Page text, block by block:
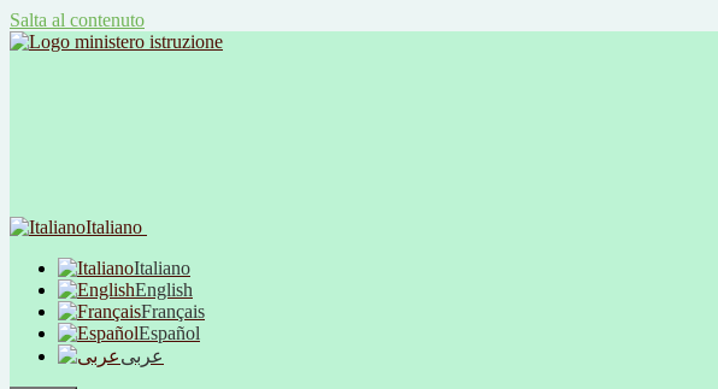
Salta al contenuto
Italiano
Italiano
English
Français
Español
عربى